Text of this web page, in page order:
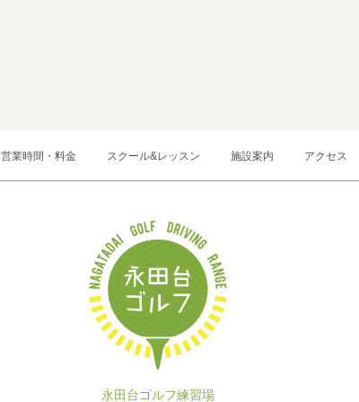
営業時間・料金 スクール&レッスン 施設案内 アクセス
永田台ゴルフ練習場